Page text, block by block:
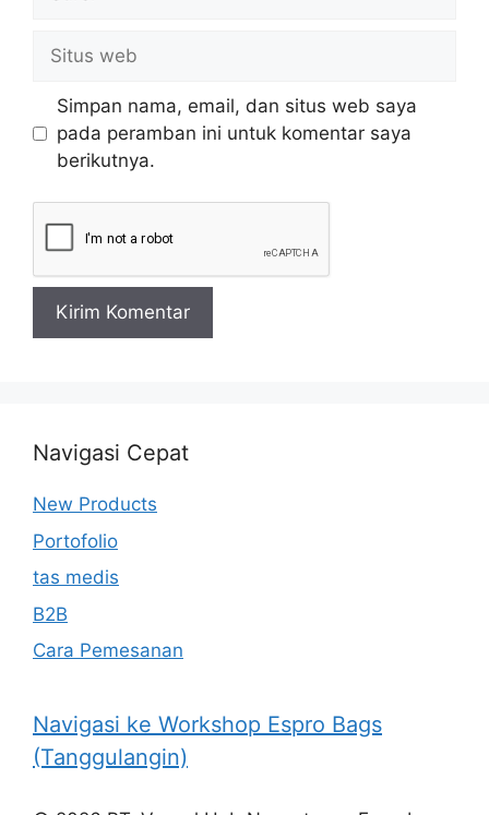
web
Simpan nama, email, dan situs web saya
pada peramban ini untuk komentar saya
berikutnya.
Navigasi Cepat
New Products
Portofolio
tas medis
B2B
Cara Pemesanan
Navigasi ke Workshop Espro Bags
(Tanggulangin)